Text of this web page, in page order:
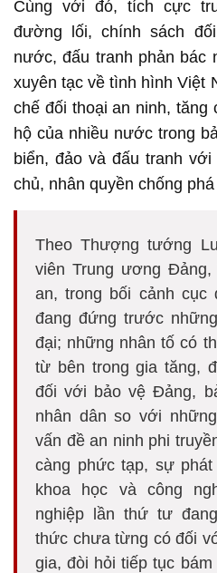
Cùng với đó, tích cực
đường lối, chính sách
nước, đấu tranh phản bác
xuyên tạc về tình hình Việt
chế đối thoại an ninh,
hộ của nhiều nước trong
biển, đảo và đấu tranh
chủ, nhân quyền chống
Theo Thượng tướng
viên Trung ương
an, trong bối cảnh cục
đang đứng trước
đại; những nhân tố có
từ bên trong gia tăng,
đối với bảo vệ Đảng,
nhân dân so với
vấn đề an ninh phi
càng phức tạp, sự
khoa học và công
nghiệp lần thứ tư
thức chưa từng có đối
gia, đòi hỏi tiếp tục